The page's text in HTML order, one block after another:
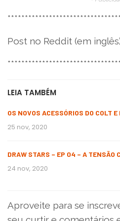
Post no Reddit (em
LEIA TAMBÉM
OS NOVOS ACESSÓRIOS DO COLT
25 nov, 2020
DRAW STARS – EP 04 – A TENSÃO
24 nov, 2020
Aproveite para se